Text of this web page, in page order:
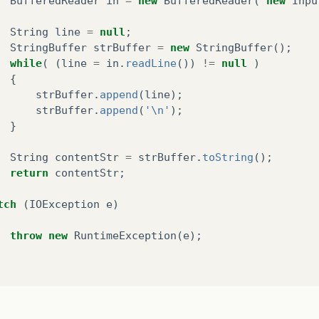
String line = null ;
StringBuffer strBuffer = new StringBuffer();
while( (line = in . readLine()) != null
)
{
strBuffer. append (line);
strBuffer. append ( '\n' );
}
String contentStr = strBuffer. toString ();
return
contentStr;
(IOException e)
throw new RuntimeException (e);